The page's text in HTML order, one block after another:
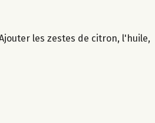
les zestes de citron, l'huile,